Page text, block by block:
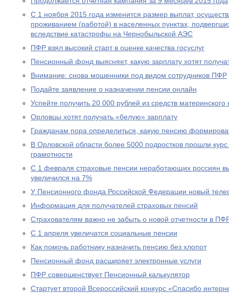
С 1 ноября 2015 года изменится размер выплат,
проживанием (работой) в населенных пунктах,
вследствие катастрофы на Чернобыльской АЭС
ПФР взял высокий старт в оценке качества госуслуг
Пенсионный фонд выясняет, какую зарплату хотят
Внимание: снова мошенники под видом сотрудников ПФР
Подайте заявление о назначении пенсии онлайн
Успейте получить 20 000 рублей из средств материнского
Орловцы хотят получать «белую» зарплату
Гражданам пора определиться, какую пенсию
В Орловской области более 5000 подростков прошли
грамотности
С 1 февраля страховые пенсии неработающих россиян
увеличился на 7%
У Пенсионного фонда Российской Федерации новый
Информация для получателей страховых пенсий
Страхователям важно не забыть о новой отчетности в
С 1 апреля увеличатся социальные пенсии
Как помочь работнику назначить пенсию без хлопот
Пенсионный фонд расширяет электронные услуги
ПФР совершенствует Пенсионный калькулятор
Стартует второй Всероссийский конкурс «Спасибо